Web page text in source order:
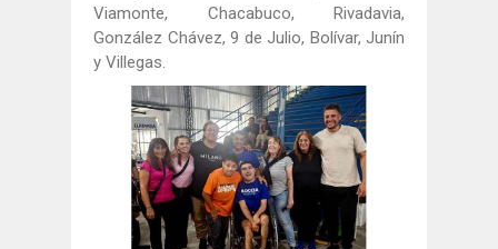
Viamonte, Chacabuco, Rivadavia,
González Chávez, 9 de Julio, Bolívar, Junín
y Villegas.